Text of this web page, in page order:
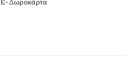
E-Δωροκάρτα